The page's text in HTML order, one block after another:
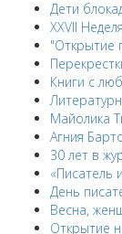
Дети
XXVII
"Открытие
Книги с
Майолика
Агния
30 лет в
«Писатель
День
Весна,
Открытие